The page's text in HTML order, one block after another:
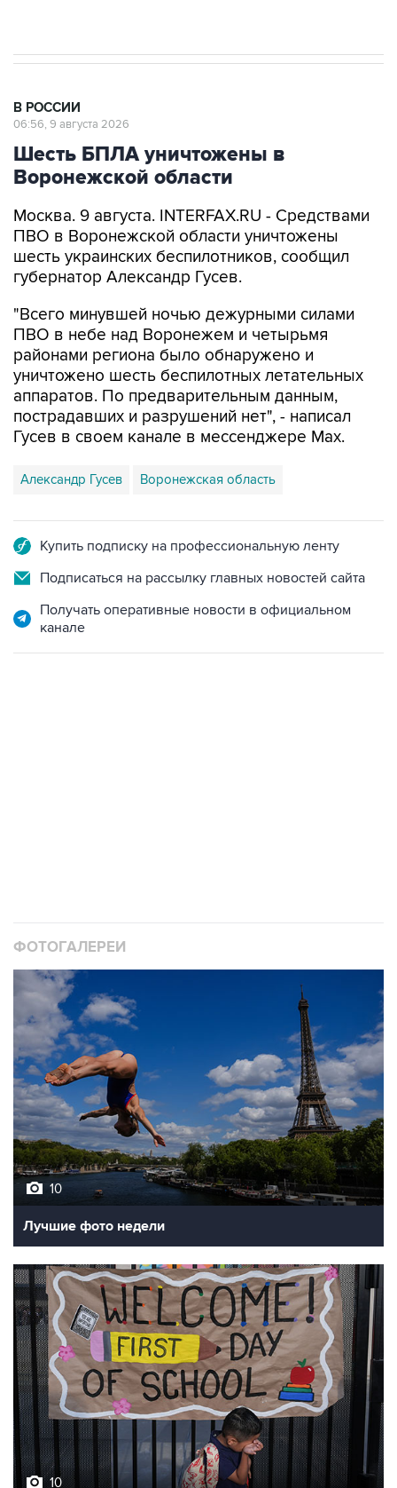
В РОССИИ
06:56, 9 августа 2026
Шесть БПЛА уничтожены в
Воронежской области
Москва. 9 августа. INTERFAX.RU - Средствами
ПВО в Воронежской области уничтожены
шесть украинских беспилотников, сообщил
губернатор Александр Гусев.
"Всего минувшей ночью дежурными силами
ПВО в небе над Воронежем и четырьмя
районами региона было обнаружено и
уничтожено шесть беспилотных летательных
аппаратов. По предварительным данным,
пострадавших и разрушений нет", - написал
Гусев в своем канале в мессенджере Max.
Александр Гусев Воронежская область
Купить подписку на профессиональную ленту
Подписаться на рассылку главных новостей сайта
Получать оперативные новости в официальном
канале
ФОТОГАЛЕРЕИ
10
Лучшие фото недели
10